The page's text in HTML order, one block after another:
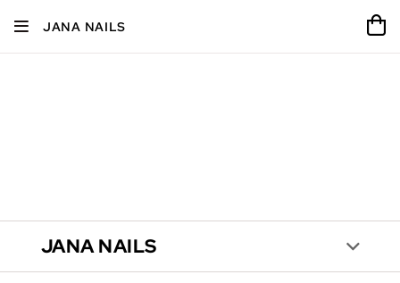
JANA NAILS
JANA NAILS